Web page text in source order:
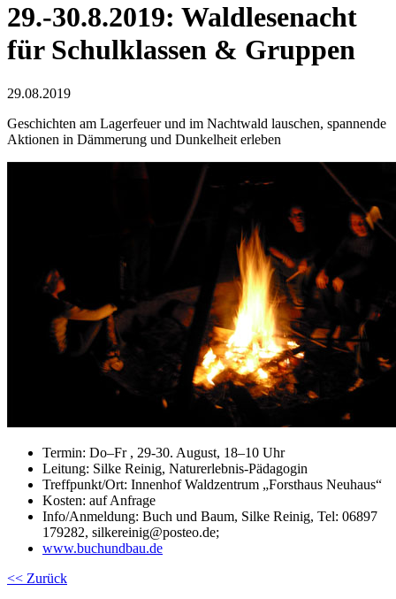
29.-30.8.2019: Waldlesenacht
für Schulklassen & Gruppen
29.08.2019
Geschichten am Lagerfeuer und im Nachtwald lauschen, spannende
Aktionen in Dämmerung und Dunkelheit erleben
Termin: Do–Fr , 29-30. August, 18–10 Uhr
Leitung: Silke Reinig, Naturerlebnis-Pädagogin
Treffpunkt/Ort: Innenhof Waldzentrum „Forsthaus Neuhaus“
Kosten: auf Anfrage
Info/Anmeldung: Buch und Baum, Silke Reinig, Tel: 06897
179282, silkereinig@posteo.de;
www.buchundbau.de
<< Zurück